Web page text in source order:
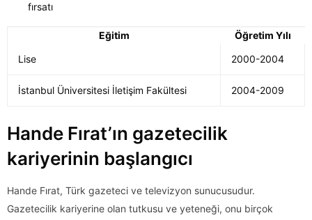
fırsatı
Eğitim
Öğretim Yılı
Lise
2000-2004
İstanbul Üniversitesi İletişim Fakültesi 2004-2009
Hande Fırat’ın gazetecilik
kariyerinin başlangıcı
Hande Fırat, Türk gazeteci ve televizyon sunucusudur.
Gazetecilik kariyerine olan tutkusu ve yeteneği, onu birçok